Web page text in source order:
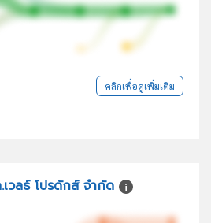
คลิกเพื่อดูเพิ่มเติม
วลธ์ โปรดักส์ จำกัด